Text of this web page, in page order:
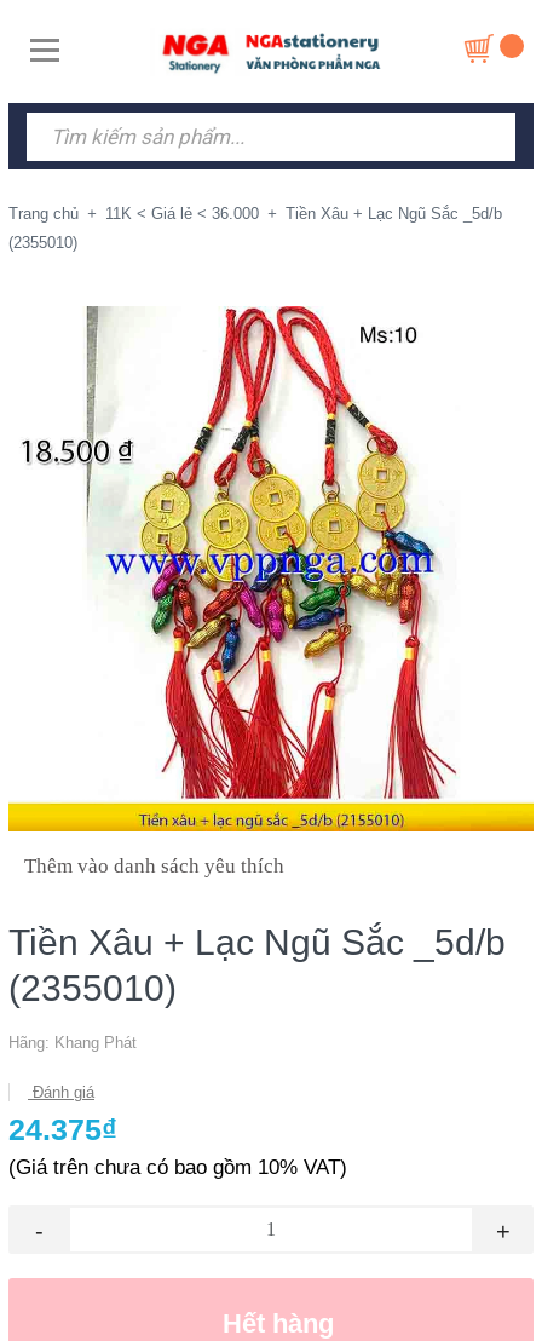
Trang chủ + 11K < Giá lẻ < 36.000 + Tiền Xâu + Lạc Ngũ Sắc _5d/b
(2355010)
Thêm vào danh sách yêu thích
Tiền Xâu + Lạc Ngũ Sắc _5d/b
(2355010)
Hãng: Khang Phát
Đánh giá
24.375₫
(Giá trên chưa có bao gồm 10% VAT)
- +
Hết hàng